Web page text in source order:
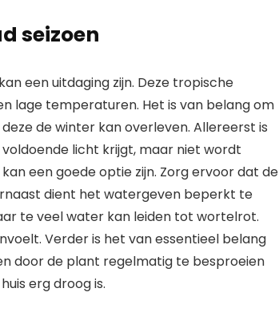
seizoen
een uitdaging zijn. Deze tropische
lage temperaturen. Het is van belang om
de winter kan overleven. Allereerst is
licht krijgt, maar niet wordt
een goede optie zijn. Zorg ervoor dat de
dient het watergeven beperkt te
te veel water kan leiden tot wortelrot.
Verder is het van essentieel belang
door de plant regelmatig te besproeien
erg droog is.